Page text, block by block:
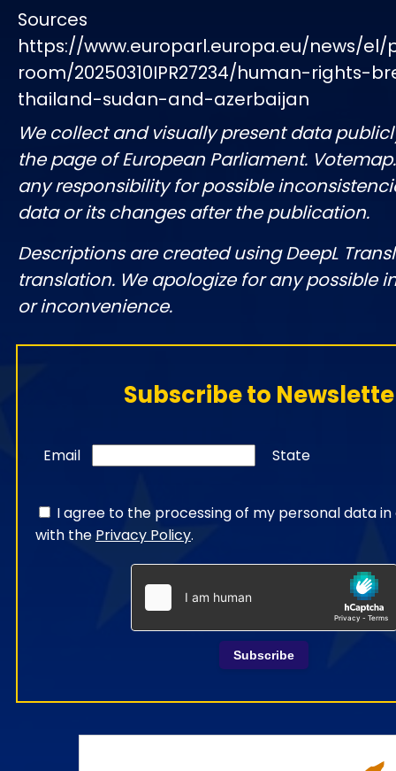
Sources
https://www.europarl.europa.eu/news/el/
room/20250310IPR27234/human-rights-
thailand-sudan-and-azerbaijan
We collect and visually present data
the page of European Parliament.
any responsibility for possible
data or its changes after the publication.
Descriptions are created using DeepL
translation. We apologize for any possible
or inconvenience.
Subscribe to
Email State
I agree to the processing of my personal data
with the Privacy Policy.
Subscribe